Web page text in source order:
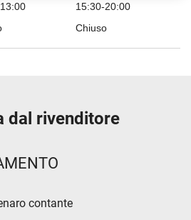
15:30-20:00
Chiuso
dal rivenditore
contante